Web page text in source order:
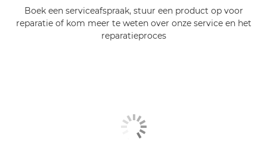
Boek een serviceafspraak, stuur een product op voor
reparatie of kom meer te weten over onze service en het
reparatieproces